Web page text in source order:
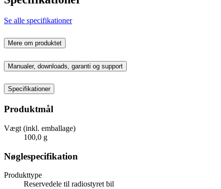
Se alle specifikationer
Mere om produktet
Manualer, downloads, garanti og support
Specifikationer
Produktmål
Vægt (inkl. emballage)
100,0 g
Nøglespecifikation
Produkttype
Reservedele til radiostyret bil